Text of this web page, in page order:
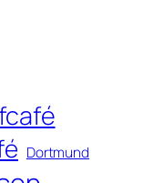
Dortmund